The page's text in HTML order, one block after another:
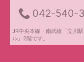
042-540-
JR中央本線・南武線「立川
ル』2階です。